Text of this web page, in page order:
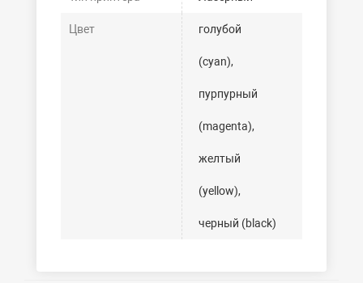
Цвет голубой
(cyan),
пурпурный
(magenta),
желтый
(yellow),
черный (black)